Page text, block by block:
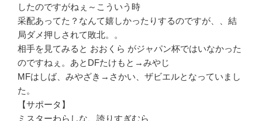
したのですがねぇ～こういう時
采配あってた？なんて嬉しかったりするのですが、、結
局ダメ押しされて敗北。。
相手を見てみると おおくら がジャパン杯ではいなかった
のですねぇ。あとDFたけもと→みやじ
MFはしば、みやざき→さかい、ザビエルとなっていまし
た。
【サポータ】
ミスターわらしな、誇りすぎむら